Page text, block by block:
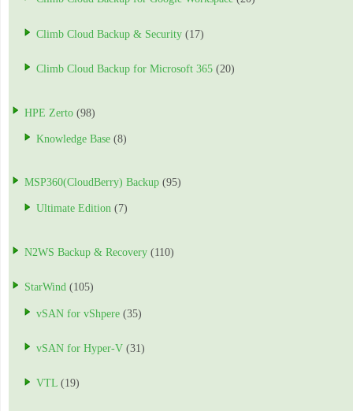
Climb Cloud Backup & Security (17)
Climb Cloud Backup for Microsoft 365 (20)
HPE Zerto (98)
Knowledge Base (8)
MSP360(CloudBerry) Backup (95)
Ultimate Edition (7)
N2WS Backup & Recovery (110)
StarWind (105)
vSAN for vShpere (35)
vSAN for Hyper-V (31)
VTL (19)